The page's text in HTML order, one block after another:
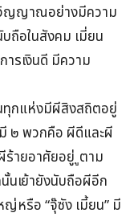
ญญาณอย่างมีความ
ถือในสังคม เมี่ยน
รเงินดี มีความ
ทุกแห่งมีผีสิงสถิตอยู่
๒ พวกคือ ผีดีและผี
ร้ายอาศัยอยู่ ูตาม
นเย้ายังนับถือผีอีก
หรือ “จุ๊ซัง เมี้ยน” มี